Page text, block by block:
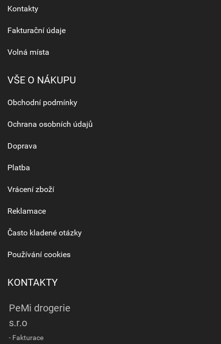
Kontakty
Fakturační údaje
Volná místa
VŠE O NÁKUPU
Obchodní podmínky
Ochrana osobních údajů
Doprava
Platba
Vrácení zboží
Reklamace
Často kladené otázky
Používání cookies
KONTAKTY
PeMi drogerie
s.r.o
- Fakturace